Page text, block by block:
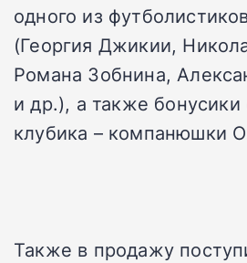
одного из
(Георгия Джикии,
Романа Зобнина,
и др.), а также бонусики
клубика – компанюшки
Также в продажу